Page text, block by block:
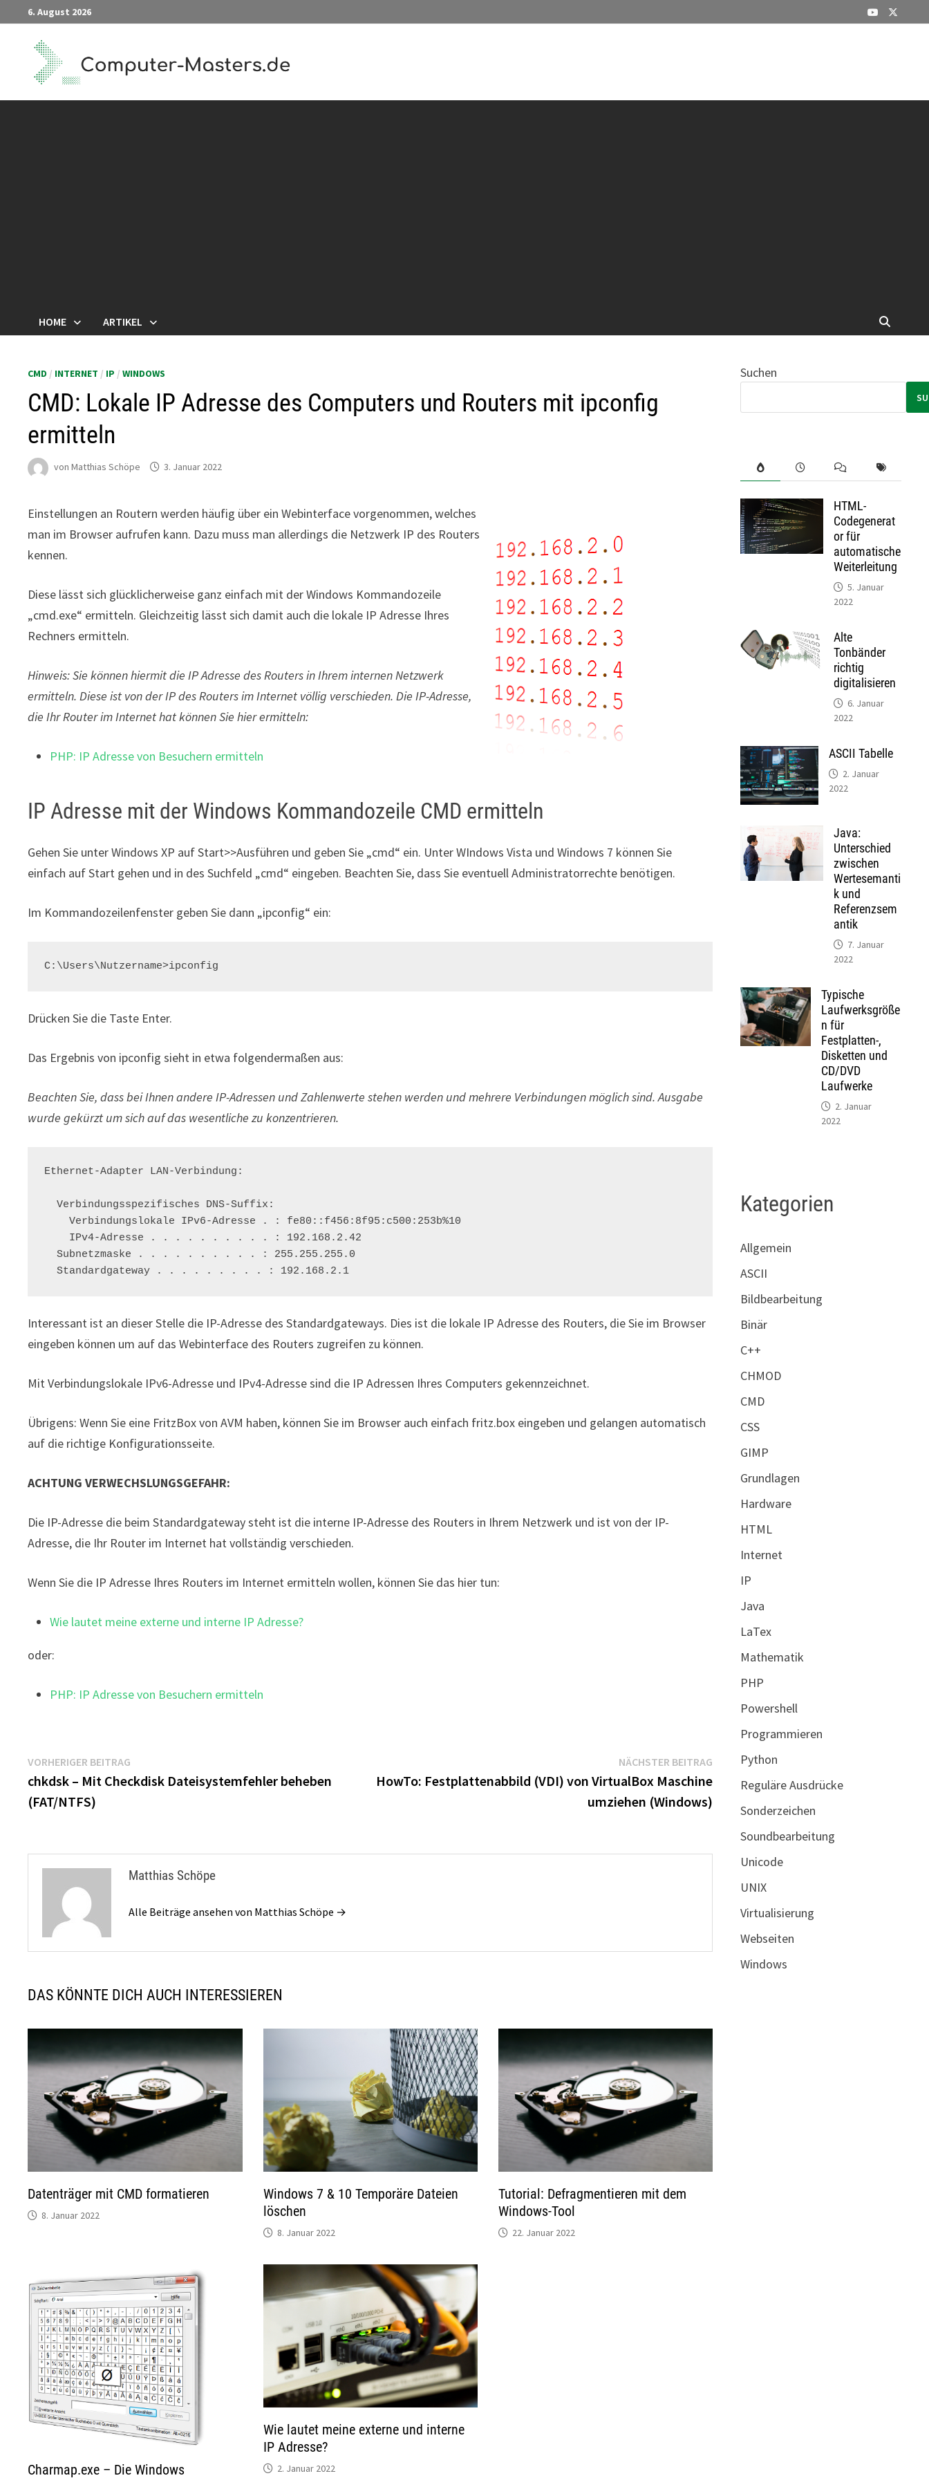
Inhalt
springen
6. August 2026
HOME ARTIKEL
CMD / INTERNET / IP /WINDOWS
CMD: Lokale IP Adresse des Computers und Routers mit ipconfig
ermitteln
vonMatthias Schöpe 3. Januar 2022
Einstellungen an Routern werden häufig über ein Webinterface vorgenommen, welches
man im Browser aufrufen kann. Dazu muss man allerdings die Netzwerk IP des Routers
kennen.
Diese lässt sich glücklicherweise ganz einfach mit der Windows Kommandozeile
„cmd.exe“ ermitteln. Gleichzeitig lässt sich damit auch die lokale IP Adresse Ihres
Rechners ermitteln.
Hinweis: Sie können hiermit die IP Adresse des Routers in Ihrem internen Netzwerk
ermitteln. Diese ist von der IP des Routers im Internet völlig verschieden. Die IP-Adresse,
die Ihr Router im Internet hat können Sie hier ermitteln:
PHP: IP Adresse von Besuchern ermitteln
IP Adresse mit der Windows Kommandozeile CMD ermitteln
Gehen Sie unter Windows XP auf Start>>Ausführen und geben Sie „cmd“ ein. Unter WIndows Vista und Windows 7 können Sie
einfach auf Start gehen und in des Suchfeld „cmd“ eingeben. Beachten Sie, dass Sie eventuell Administratorrechte benötigen.
Im Kommandozeilenfenster geben Sie dann „ipconfig“ ein:
C:\Users\Nutzername>ipconfig
Drücken Sie die Taste Enter.
Das Ergebnis von ipconfig sieht in etwa folgendermaßen aus:
Beachten Sie, dass bei Ihnen andere IP-Adressen und Zahlenwerte stehen werden und mehrere Verbindungen möglich sind. Ausgabe
wurde gekürzt um sich auf das wesentliche zu konzentrieren.
Ethernet-Adapter LAN-Verbindung:
  Verbindungsspezifisches DNS-Suffix:
    Verbindungslokale IPv6-Adresse . : fe80::f456:8f95:c500:253b%10
  Subnetzmaske . . . . . . . . . . : 255.255.255.0
  Standardgateway . . . . . . . . . : 192.168.2.1
Interessant ist an dieser Stelle die IP-Adresse des Standardgateways. Dies ist die lokale IP Adresse des Routers, die Sie im Browser
eingeben können um auf das Webinterface des Routers zugreifen zu können.
Mit Verbindungslokale IPv6-Adresse und IPv4-Adresse sind die IP Adressen Ihres Computers gekennzeichnet.
Übrigens: Wenn Sie eine FritzBox von AVM haben, können Sie im Browser auch einfach fritz.box eingeben und gelangen automatisch
auf die richtige Konfigurationsseite.
ACHTUNG VERWECHSLUNGSGEFAHR:
Die IP-Adresse die beim Standardgateway steht ist die interne IP-Adresse des Routers in Ihrem Netzwerk und ist von der IP-
Adresse, die Ihr Router im Internet hat vollständig verschieden.
Wenn Sie die IP Adresse Ihres Routers im Internet ermitteln wollen, können Sie das hier tun:
Wie lautet meine externe und interne IP Adresse?
oder:
PHP: IP Adresse von Besuchern ermitteln
Beitragsnavigation
VORHERIGER BEITRAG
Beitrag:
chkdsk – Mit Checkdisk Dateisystemfehler beheben
(FAT/NTFS)
NÄCHSTER BEITRAG Nächster
Beitrag:
HowTo: Festplattenabbild (VDI) von VirtualBox Maschine
umziehen (Windows)
Matthias Schöpe
Alle Beiträge ansehen von Matthias Schöpe →
DAS KÖNNTE DICH AUCH INTERESSIEREN
Datenträger mit CMD formatieren
8. Januar 2022
Windows 7 & 10 Temporäre Dateien
löschen
8. Januar 2022
Tutorial: Defragmentieren mit dem
Windows-Tool
22. Januar 2022
Charmap.exe – Die Windows
Wie lautet meine externe und interne
IP Adresse?
2. Januar 2022
Suchen
HTML-
Codegenerat
or für
automatische
Weiterleitung
5. Januar
2022
Alte
Tonbänder
richtig
digitalisieren
6. Januar
2022
ASCII Tabelle
2. Januar
2022
Java:
Unterschied
zwischen
Wertesemanti
k und
Referenzsem
antik
7. Januar
2022
Typische
Laufwerksgröße
n für
Festplatten-,
Disketten und
CD/DVD
Laufwerke
2. Januar
2022
Kategorien
Allgemein
ASCII
Bildbearbeitung
Binär
C++
CHMOD
CMD
CSS
GIMP
Grundlagen
Hardware
HTML
Internet
IP
Java
LaTex
Mathematik
PHP
Powershell
Programmieren
Python
Reguläre Ausdrücke
Sonderzeichen
Soundbearbeitung
Unicode
UNIX
Virtualisierung
Webseiten
Windows